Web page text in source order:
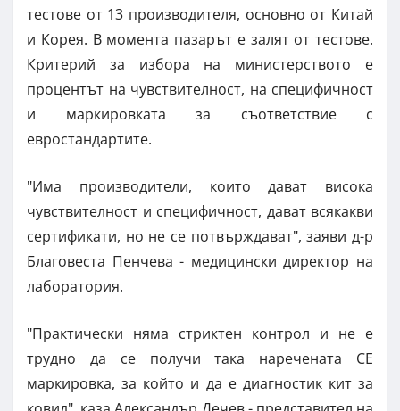
тестове от 13 производителя, основно от Китай
и Корея. В момента пазарът е залят от тестове.
Критерий за избора на министерството е
процентът на чувствителност, на специфичност
и маркировката за съответствие с
евростандартите.
"Има производители, които дават висока
чувствителност и специфичност, дават всякакви
сертификати, но не се потвърждават", заяви д-р
Благовеста Пенчева - медицински директор на
лаборатория.
"Практически няма стриктен контрол и не е
трудно да се получи така наречената СЕ
маркировка, за който и да е диагностик кит за